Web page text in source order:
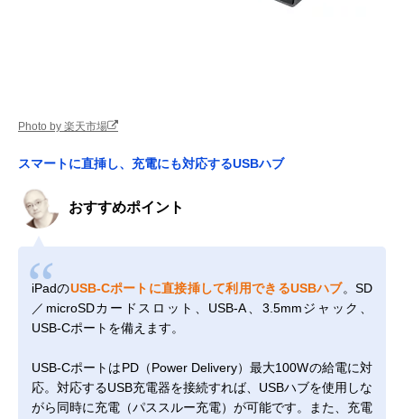
Photo by 楽天市場
スマートに直挿し、充電にも対応するUSBハブ
おすすめポイント
iPadのUSB-Cポートに直接挿して利用できるUSBハブ。SD
／microSDカードスロット、USB-A、3.5mmジャック、
USB-Cポートを備えます。
USB-CポートはPD（Power Delivery）最大100Wの給電に対
応。対応するUSB充電器を接続すれば、USBハブを使用しな
がら同時に充電（パススルー充電）が可能です。また、充電